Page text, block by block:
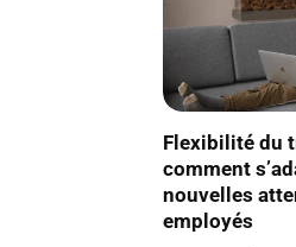
Flexibilité du
comment
nouvelles
employés